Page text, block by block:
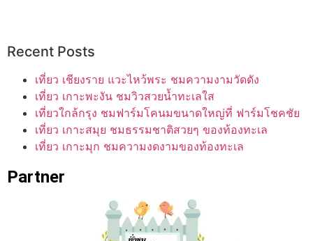
Recent Posts
เที่ยว เชียงราย แวะไหว้พระ ชมความงามวัดดัง
เที่ยว เกาะพะงัน ชมวิวสวยน้ำทะเลใส
เที่ยวใกล้กรุง ชมฟาร์มโคนมขนาดใหญ่ที่ ฟาร์มโชคชัย
เที่ยว เกาะสมุย ชมธรรมชาติสวยๆ ของท้องทะเล
เที่ยว เกาะมุก ชมความงดงามของท้องทะเล
Partner